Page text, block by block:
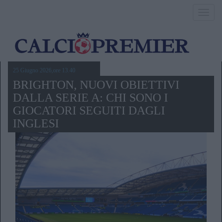
25 Giugno 2026,ore 13.40
BRIGHTON, NUOVI OBIETTIVI
DALLA SERIE A: CHI SONO I
GIOCATORI SEGUITI DAGLI
INGLESI